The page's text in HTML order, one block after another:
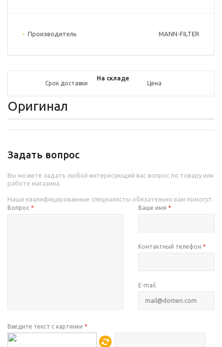
Производитель MANN-FILTER
Срок доставки
На складе
Цена
Оригинал
Задать вопрос
Вы можете задать любой интересующий вас вопрос по товару или
работе магазина.
Наши квалифицированные специалисты обязательно вам помогут.
Вопрос * Ваше имя *
Контактный телефон *
E-mail
Введите текст с картинки *